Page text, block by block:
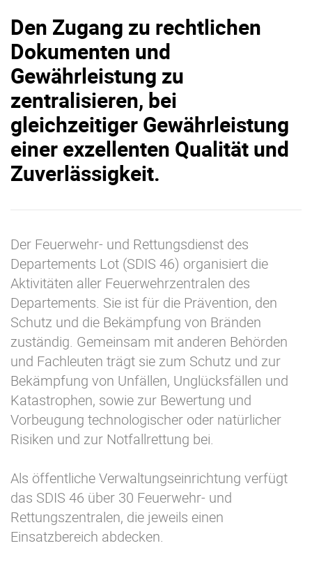
Den Zugang zu rechtlichen
Dokumenten und
Gewährleistung zu
zentralisieren, bei
gleichzeitiger Gewährleistung
einer exzellenten Qualität und
Zuverlässigkeit.
Der Feuerwehr- und Rettungsdienst des
Departements Lot (SDIS 46) organisiert die
Aktivitäten aller Feuerwehrzentralen des
Departements. Sie ist für die Prävention, den
Schutz und die Bekämpfung von Bränden
zuständig. Gemeinsam mit anderen Behörden
und Fachleuten trägt sie zum Schutz und zur
Bekämpfung von Unfällen, Unglücksfällen und
Katastrophen, sowie zur Bewertung und
Vorbeugung technologischer oder natürlicher
Risiken und zur Notfallrettung bei.
Als öffentliche Verwaltungseinrichtung verfügt
das SDIS 46 über 30 Feuerwehr- und
Rettungszentralen, die jeweils einen
Einsatzbereich abdecken.